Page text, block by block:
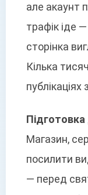
але акаунт
трафік іде
сторінка
Кілька
Підготовка
Магазин,
посилити
— перед